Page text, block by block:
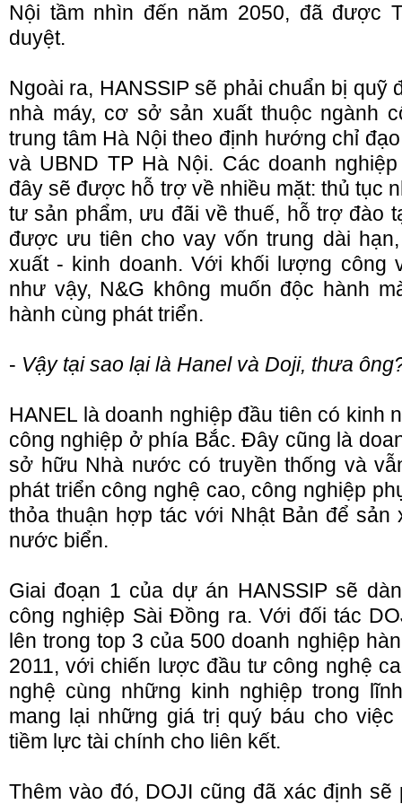
Nội tầm nhìn đến năm 2050, đã được
duyệt.
Ngoài ra, HANSSIP sẽ phải chuẩn bị quỹ
nhà máy, cơ sở sản xuất thuộc ngành
trung tâm Hà Nội theo định hướng chỉ
và UBND TP Hà Nội. Các doanh
đây sẽ được hỗ trợ về nhiều mặt: thủ tục
tư sản phẩm, ưu đãi về thuế, hỗ trợ đào
được ưu tiên cho vay vốn trung dài
xuất - kinh doanh. Với khối lượng công
như vậy, N&G không muốn độc hành
hành cùng phát triển.
- Vậy tại sao lại là Hanel và Doji, thưa
HANEL là doanh nghiệp đầu tiên có kinh
công nghiệp ở phía Bắc. Đây cũng là
sở hữu Nhà nước có truyền thống và
phát triển công nghệ cao, công nghiệp
thỏa thuận hợp tác với Nhật Bản để sản
nước biển.
Giai đoạn 1 của dự án HANSSIP sẽ
công nghiệp Sài Đồng ra. Với đối tác
lên trong top 3 của 500 doanh nghiệp
2011, với chiến lược đầu tư công nghệ
nghệ cùng những kinh nghiệp trong
mang lại những giá trị quý báu cho
tiềm lực tài chính cho liên kết.
Thêm vào đó, DOJI cũng đã xác định sẽ